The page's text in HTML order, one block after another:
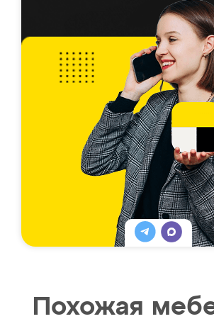
Похожая